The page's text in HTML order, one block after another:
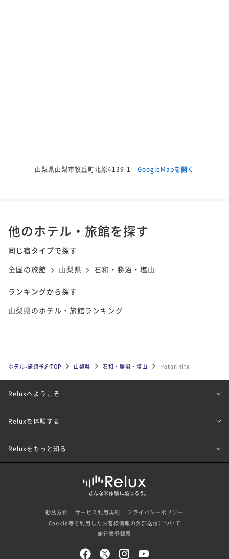
山梨県山梨市牧丘町北原4139-1 GoogleMapを開く
他のホテル・旅館を探す
同じ宿タイプで探す
全国の旅館
山梨県 石和・勝沼・塩山
ランキングから探す
山梨県のホテル・旅館ランキング
ホテル•旅館予約TOP 山梨県 石和・勝沼・塩山 Hotorinite
Reluxへようこそ
Reluxを体験する
Reluxをもっと知る
勧誘方針 サービス利用規約
プライバシーポリシー
Cookie等を利用したお客様情報の外部送信について
旅行業登録票